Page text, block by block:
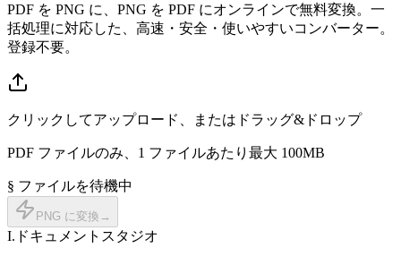
PDF を PNG に、PNG を PDF にオンラインで無料変換。一
括処理に対応した、高速・安全・使いやすいコンバーター。
登録不要。
クリックしてアップロード、またはドラッグ&ドロップ
PDF ファイルのみ、1 ファイルあたり最大 100MB
§ ファイルを待機中
PNG に変換 →
I. ドキュメントスタジオ